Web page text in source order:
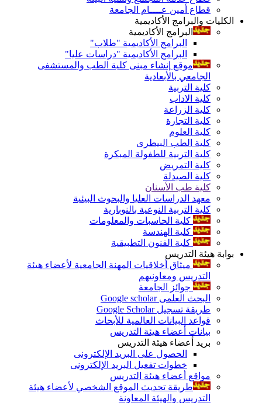
قطاع أمين عــــام الجامعة
الكليات والبرامج الأكاديمية
البرامج الأكاديمية
البرامج الأكاديمية "طلاب"
البرامج الأكاديمية "دراسات عليا"
موقع إنشاء مبنى كلية الطب والمستشفى
الجامعي بالأبعادية
كلية التربية
كلية الاداب
كلية الزراعة
كلية التجارة
كلية العلوم
كلية الطب البيطرى
كلية التربية للطفولة المبكرة
كلية التمريض
كلية الصيدلة
كلية طب الأسنان
معهد الدراسات العليا والبحوث البيئية
كلية التربية النوعية بالنوبارية
كلية الحاسبات والمعلومات
كلية الهندسة
كلية الفنون التطبيقية
بوابة هيئة التدريس
ميثاق أخلاقيات المهنة الجامعية لأعضاء هيئة
التدريس ومعاونيهم
جوائز الجامعة
البحث العلمى Google scholar
طريقة تسجيل Google Scholar
قواعد البيانات العالمية للأبحاث
بيانات أعضاء هيئة التدريس
بريد أعضاء هيئة التدريس
الحصول على البريد الإلكترونى
خطوات تفعيل البريد الإلكترونى
مواقع أعضاء هيئة التدريس
طريقة تحديث الموقع الشخصي لأعضاء هيئة
التدريس والهيئة المعاونة